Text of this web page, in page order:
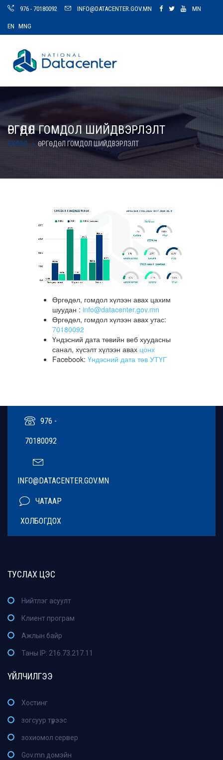
976 - 70180092 INFO@DATACENTER.GOV.MN MN
EN MNG
ӨРГӨДӨЛ ГОМДОЛ ШИЙДВЭРЛЭЛТ
ЭХЛЭЛ ӨРГӨДӨЛ ГОМДОЛ ШИЙДВЭРЛЭЛТ
Өргөдөл, гомдол хүлээн авах цахим
шуудан : info@datacenter.gov.mn
Өргөдөл, гомдол хүлээн авах утас:
70180092
Үндэсний дата төвийн веб хуудасны
санал, хүсэлт хүлээн авах цонх
Facebook: Үндэсний дата төв УТҮГ
976 -
70180092
INFO@DATACENTER.GOV.MN
ЧАТААР
ХОЛБОГДОХ
ТУСЛАХ ЦЭС
Нийтлэг асуулт
Клиент програм
Ажлын байр
Таны IP: 216.73.217.11
ҮЙЛЧИЛГЭЭ
Хостинг
зогсуур түрээс
зохиомол сервер
Gov.mn домэйн